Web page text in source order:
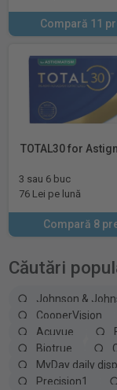
Compară 11
TOTAL30 for
3 sau 6 buc
76 Lei pe lună
Compară 8
Căutări
Johnson &
CooperVision
Acuvue
Biotrue
MyDay daily
Precision1